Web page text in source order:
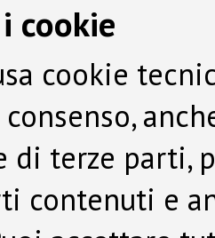
cookie
cookie
di terze parti,
contenuti e